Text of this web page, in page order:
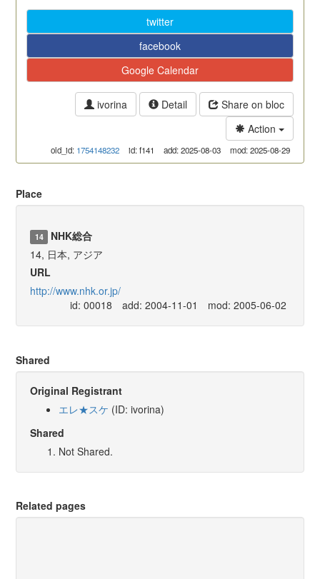
twitter
facebook
Google Calendar
ivorina Detail
Share on bloc
Action
old_id: 1754148232 id: f141 add: 2025-08-03 mod: 2025-08-29
Place
14 NHK総合
14, 日本, アジア
URL
http://www.nhk.or.jp/
id: 00018
add: 2004-11-01 mod: 2005-06-02
Shared
Original Registrant
エレ★スケ (ID: ivorina)
Shared
Not Shared.
Related pages